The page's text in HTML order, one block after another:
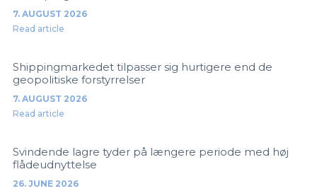
7. AUGUST 2026
Read article
Shippingmarkedet tilpasser sig hurtigere end de
geopolitiske forstyrrelser
7. AUGUST 2026
Read article
Svindende lagre tyder på længere periode med høj
flådeudnyttelse
26. JUNE 2026